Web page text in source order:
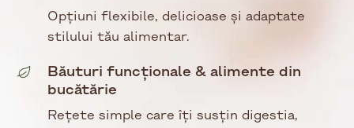
Opțiuni flexibile, delicioase și adaptate
stilului tău alimentar.
Băuturi funcționale & alimente din
bucătărie
Rețete simple care îți susțin digestia,